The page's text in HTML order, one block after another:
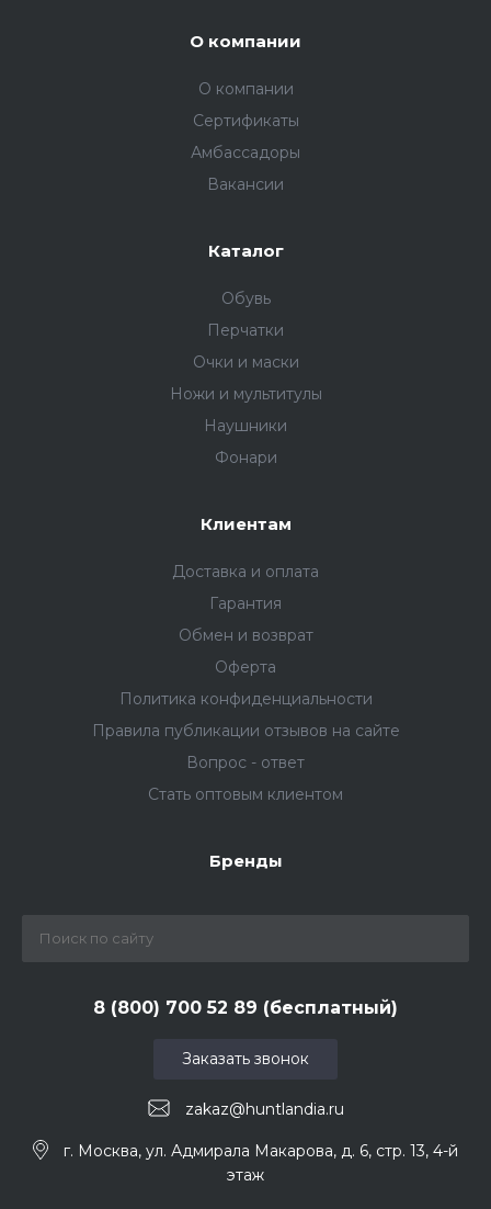
О компании
О компании
Сертификаты
Амбассадоры
Вакансии
Каталог
Обувь
Перчатки
Очки и маски
Ножи и мультитулы
Наушники
Фонари
Клиентам
Доставка и оплата
Гарантия
Обмен и возврат
Оферта
Политика конфиденциальности
Правила публикации отзывов на сайте
Вопрос - ответ
Стать оптовым клиентом
Бренды
8 (800) 700 52 89 (бесплатный)
zakaz@huntlandia.ru
Заказать звонок
г. Москва, ул. Адмирала Макарова, д. 6, стр. 13, 4-й
этаж